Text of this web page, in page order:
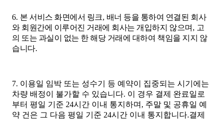
6. 본 서비스 화면에서 링크, 배너 등을 통하여 연결된 회사
와 회원간에 이루어진 거래에 회사는 개입하지 않으며 , 고
의 또는 과실이 없는 한 해당 거래에 대하여 책임을 지지 않
습니다.
7. 이용일 임박 또는 성수기 등 예약이 집중되는 시기에는
차량 배정이 불가할 수 있습니다. 이 경우 결제 완료일로
부터 평일 기준 24시간 이내 통지하며, 주말 및 공휴일 예
약 건은 그 다음 평일 기준 24시간 이내 통지합니다.결제